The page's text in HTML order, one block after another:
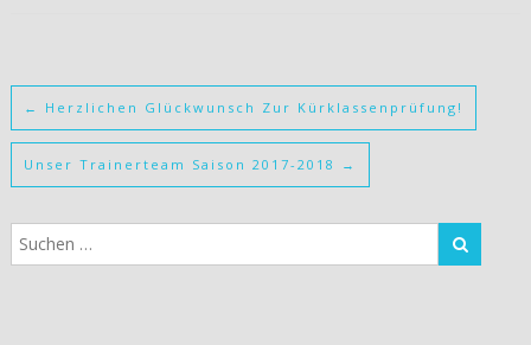
← Herzlichen Glückwunsch Zur Kürklassenprüfung!
Unser Trainerteam Saison 2017-2018 →